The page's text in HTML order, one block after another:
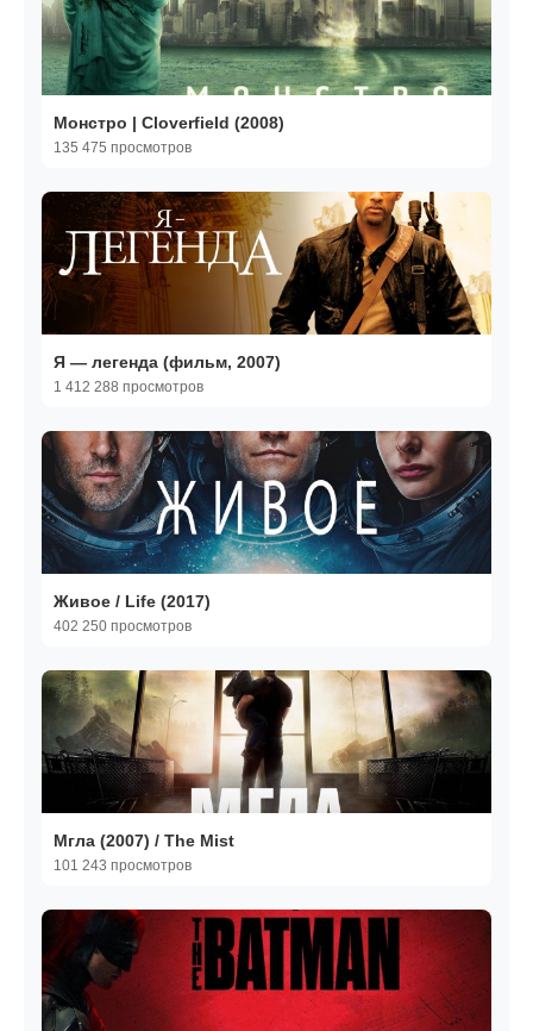
Монстро | Cloverfield (2008)
135 475 просмотров
Я — легенда (фильм, 2007)
1 412 288 просмотров
Живое / Life (2017)
402 250 просмотров
Мгла (2007) / The Mist
101 243 просмотров